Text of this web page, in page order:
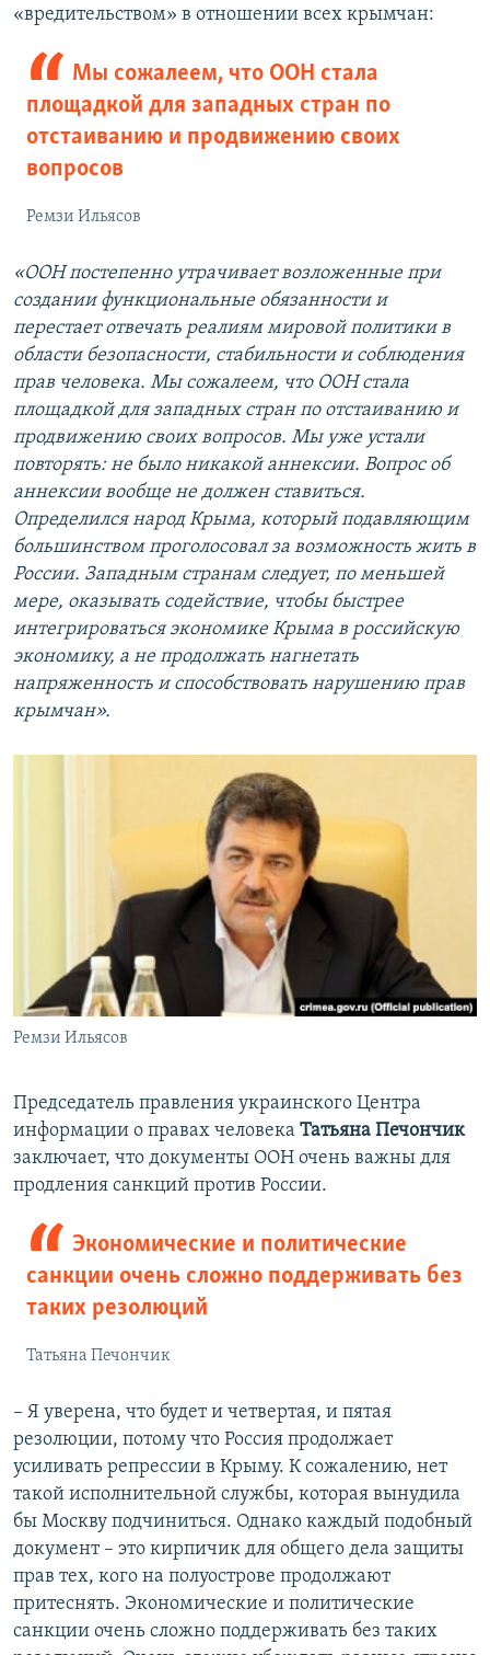
«вредительством» в отношении всех крымчан:
Мы сожалеем, что ООН стала
площадкой для западных стран по
отстаиванию и продвижению своих
вопросов
Ремзи Ильясов
«ООН постепенно утрачивает возложенные при
создании функциональные обязанности и
перестает отвечать реалиям мировой политики в
области безопасности, стабильности и соблюдения
прав человека. Мы сожалеем, что ООН стала
площадкой для западных стран по отстаиванию и
продвижению своих вопросов. Мы уже устали
повторять: не было никакой аннексии. Вопрос об
аннексии вообще не должен ставиться.
Определился народ Крыма, который подавляющим
большинством проголосовал за возможность жить в
России. Западным странам следует, по меньшей
мере, оказывать содействие, чтобы быстрее
интегрироваться экономике Крыма в российскую
экономику, а не продолжать нагнетать
напряженность и способствовать нарушению прав
крымчан».
Ремзи Ильясов
​Председатель правления украинского Центра
информации о правах человека Татьяна Печончик
заключает, что документы ООН очень важны для
продления санкций против России.
Экономические и политические
санкции очень сложно поддерживать без
таких резолюций
Татьяна Печончик
– Я уверена, что будет и четвертая, и пятая
резолюции, потому что Россия продолжает
усиливать репрессии в Крыму. К сожалению, нет
такой исполнительной службы, которая вынудила
бы Москву подчиниться. Однако каждый подобный
документ – это кирпичик для общего дела защиты
прав тех, кого на полуострове продолжают
притеснять. Экономические и политические
санкции очень сложно поддерживать без таких